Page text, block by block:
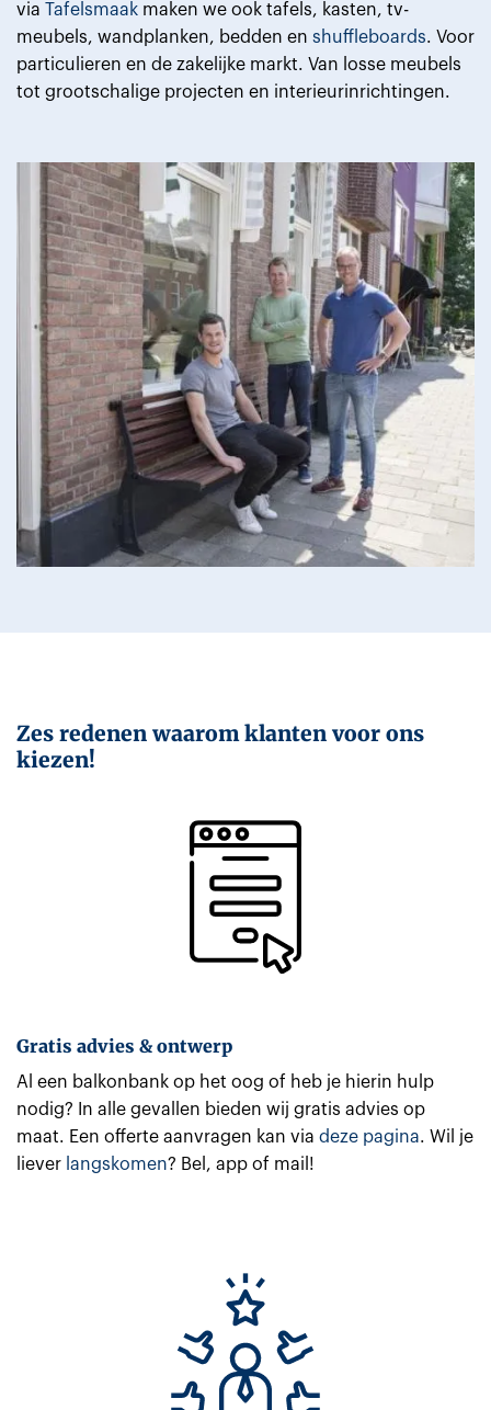
via Tafelsmaak maken we ook tafels, kasten, tv-
meubels, wandplanken, bedden en shuffleboards. Voor
particulieren en de zakelijke markt. Van losse meubels
tot grootschalige projecten en interieurinrichtingen.
Zes redenen waarom klanten voor ons
kiezen!
Gratis advies & ontwerp
Al een balkonbank op het oog of heb je hierin hulp
nodig? In alle gevallen bieden wij gratis advies op
maat. Een offerte aanvragen kan via deze pagina. Wil je
liever langskomen? Bel, app of mail!